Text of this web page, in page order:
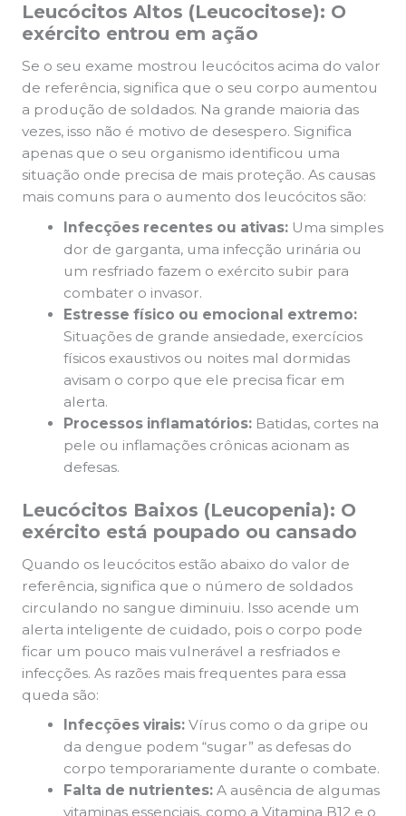
Leucócitos Altos (Leucocitose): O
exército entrou em ação
Se o seu exame mostrou leucócitos acima do valor
de referência, significa que o seu corpo aumentou
a produção de soldados. Na grande maioria das
vezes, isso não é motivo de desespero. Significa
apenas que o seu organismo identificou uma
situação onde precisa de mais proteção. As causas
mais comuns para o aumento dos leucócitos são:
Infecções recentes ou ativas: Uma simples
dor de garganta, uma infecção urinária ou
um resfriado fazem o exército subir para
combater o invasor.
Estresse físico ou emocional extremo:
Situações de grande ansiedade, exercícios
físicos exaustivos ou noites mal dormidas
avisam o corpo que ele precisa ficar em
alerta.
Processos inflamatórios: Batidas, cortes na
pele ou inflamações crônicas acionam as
defesas.
Leucócitos Baixos (Leucopenia): O
exército está poupado ou cansado
Quando os leucócitos estão abaixo do valor de
referência, significa que o número de soldados
circulando no sangue diminuiu. Isso acende um
alerta inteligente de cuidado, pois o corpo pode
ficar um pouco mais vulnerável a resfriados e
infecções. As razões mais frequentes para essa
queda são:
Infecções virais: Vírus como o da gripe ou
da dengue podem “sugar” as defesas do
corpo temporariamente durante o combate.
Falta de nutrientes: A ausência de algumas
vitaminas essenciais, como a Vitamina B12 e o